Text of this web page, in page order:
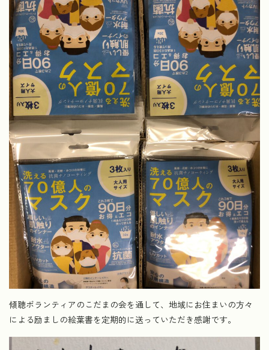
傾聴ボランティアのこだまの会を通して、地域にお住まいの方々
による励ましの絵葉書を定期的に送っていただき感謝です。